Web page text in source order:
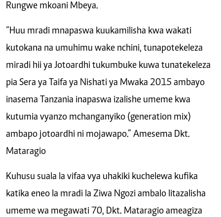
Rungwe mkoani Mbeya.
“Huu mradi mnapaswa kuukamilisha kwa wakati
kutokana na umuhimu wake nchini, tunapotekeleza
miradi hii ya Jotoardhi tukumbuke kuwa tunatekeleza
pia Sera ya Taifa ya Nishati ya Mwaka 2015 ambayo
inasema Tanzania inapaswa izalishe umeme kwa
kutumia vyanzo mchanganyiko (generation mix)
ambapo jotoardhi ni mojawapo.” Amesema Dkt.
Mataragio
Kuhusu suala la vifaa vya uhakiki kuchelewa kufika
katika eneo la mradi la Ziwa Ngozi ambalo litazalisha
umeme wa megawati 70, Dkt. Mataragio ameagiza